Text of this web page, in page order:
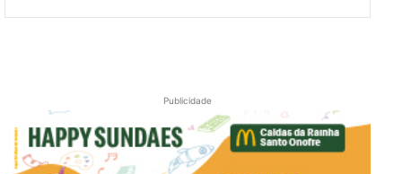
Publicidade